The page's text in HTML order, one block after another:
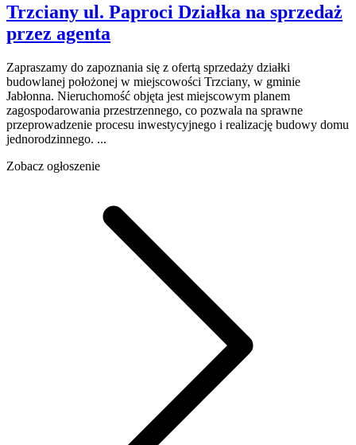
Trzciany ul. Paproci Działka na sprzedaż
przez agenta
Zapraszamy do zapoznania się z ofertą sprzedaży działki
budowlanej położonej w miejscowości Trzciany, w gminie
Jabłonna. Nieruchomość objęta jest miejscowym planem
zagospodarowania przestrzennego, co pozwala na sprawne
przeprowadzenie procesu inwestycyjnego i realizację budowy domu
jednorodzinnego. ...
Zobacz ogłoszenie